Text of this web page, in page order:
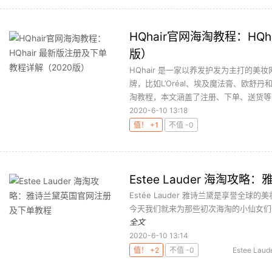
HQhair官网海淘教程：
版）
HQhair 是一家以养发护发为主打的美
牌，比如L’Oréal、埃及魔法膏、欧舒
淘教程，本文涵盖了注册、下单、送货
2020-6-10 13:18
值！ +1
不值 -0
Estee Lauder 海淘攻略：
Estée Lauder 雅诗兰黛是享誉全球的美
今天我们就来为那些初次海淘的小仙女
全文
2020-6-10 13:14
值！ +2
不值 -0 Estee